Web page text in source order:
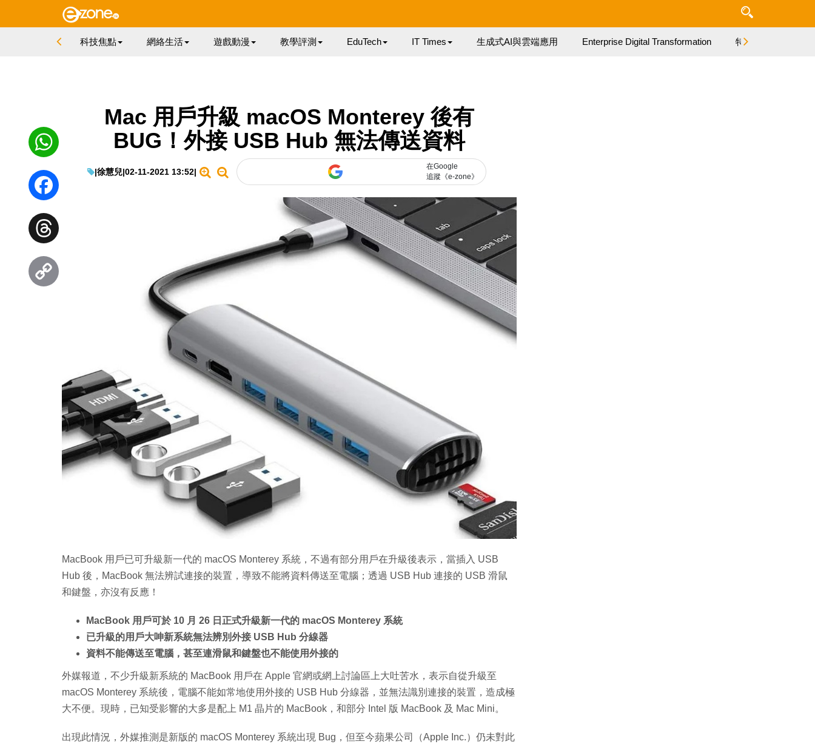
科技焦點 網絡生活 遊戲動漫 教學評測 EduTech IT Times 生成式AI與雲端應用 Enterprise Digital Transformation 特集
Mac 用戶升級 macOS Monterey 後有
BUG！外接 USB Hub 無法傳送資料
|徐慧兒|02-11-2021 13:52|
在Google
追蹤《e-zone》
MacBook 用戶已可升級新一代的 macOS Monterey 系統，不過有部分用戶在升級後表示，當插入 USB
Hub 後，MacBook 無法辨試連接的裝置，導致不能將資料傳送至電腦；透過 USB Hub 連接的 USB 滑鼠
和鍵盤，亦沒有反應！
MacBook 用戶可於 10 月 26 日正式升級新一代的 macOS Monterey 系統
已升級的用戶大呻新系統無法辨別外接 USB Hub 分線器
資料不能傳送至電腦，甚至連滑鼠和鍵盤也不能使用外接的
外媒報道，不少升級新系統的 MacBook 用戶在 Apple 官網或網上討論區上大吐苦水，表示自從升級至
macOS Monterey 系統後，電腦不能如常地使用外接的 USB Hub 分線器，並無法識別連接的裝置，造成極
大不便。現時，已知受影響的大多是配上 M1 晶片的 MacBook，和部分 Intel 版 MacBook 及 Mac Mini。
出現此情況，外媒推測是新版的 macOS Monterey 系統出現 Bug，但至今蘋果公司（Apple Inc.）仍未對此
WhatsApp
Facebook
Threads